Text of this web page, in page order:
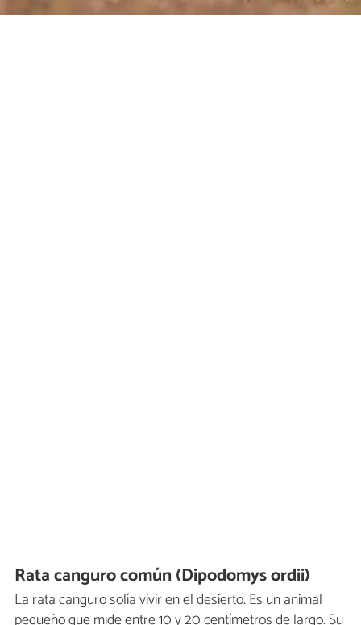
Rata canguro común (Dipodomys ordii)
La rata canguro solía vivir en el desierto. Es un animal